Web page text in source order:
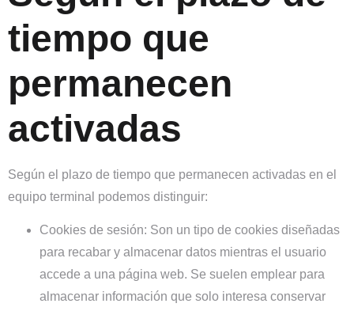
tiempo que
permanecen
activadas
Según el plazo de tiempo que permanecen activadas en el
equipo terminal podemos distinguir:
Cookies de sesión: Son un tipo de cookies diseñadas
para recabar y almacenar datos mientras el usuario
accede a una página web. Se suelen emplear para
almacenar información que solo interesa conservar